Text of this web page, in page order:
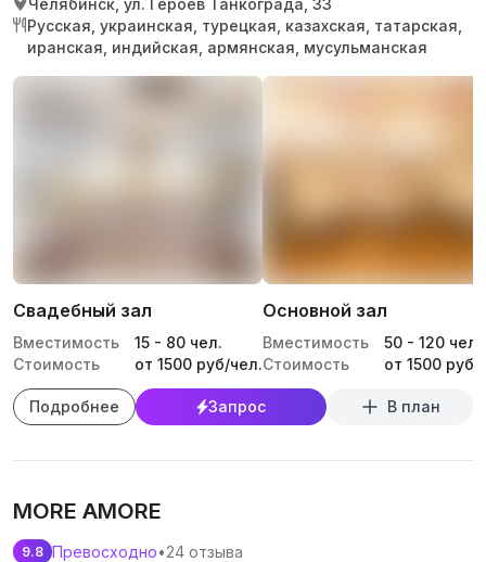
Челябинск, ул. Героев Танкограда, 33
Русская, украинская, турецкая, казахская, татарская,
иранская, индийская, армянская, мусульманская
Свадебный зал
Вместимость 15 - 80 чел.
Стоимость
от 1500 руб/чел.
Основной зал
Вместимость 50 - 120 чел.
Стоимость
от 1500 руб/
Подробнее Запрос В план
MORE AMORE
9.8 Превосходно•24 отзыва